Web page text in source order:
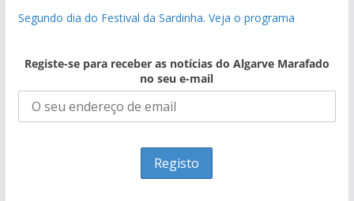
Segundo dia do Festival da Sardinha. Veja o programa
Registe-se para receber as notícias do Algarve Marafado
no seu e-mail